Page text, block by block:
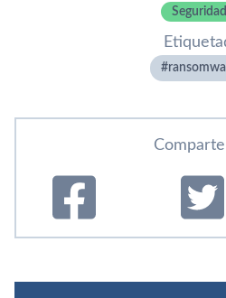
Seguridad